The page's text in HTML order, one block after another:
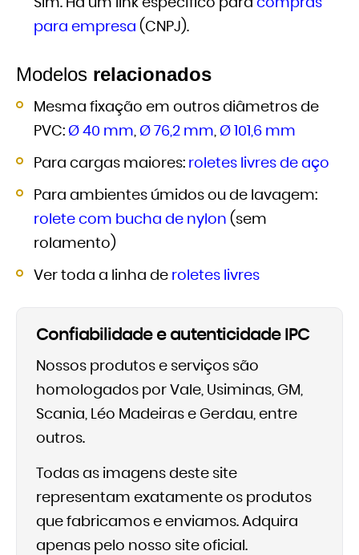
Sim. Há um link específico para compras
para empresa (CNPJ).
Modelos relacionados
Mesma fixação em outros diâmetros de
PVC: Ø 40 mm, Ø 76,2 mm, Ø 101,6 mm
Para cargas maiores: roletes livres de aço
Para ambientes úmidos ou de lavagem:
rolete com bucha de nylon (sem
rolamento)
Ver toda a linha de roletes livres
Confiabilidade e autenticidade IPC
Nossos produtos e serviços são
homologados por Vale, Usiminas, GM,
Scania, Léo Madeiras e Gerdau, entre
outros.
Todas as imagens deste site
representam exatamente os produtos
que fabricamos e enviamos. Adquira
apenas pelo nosso site oficial.